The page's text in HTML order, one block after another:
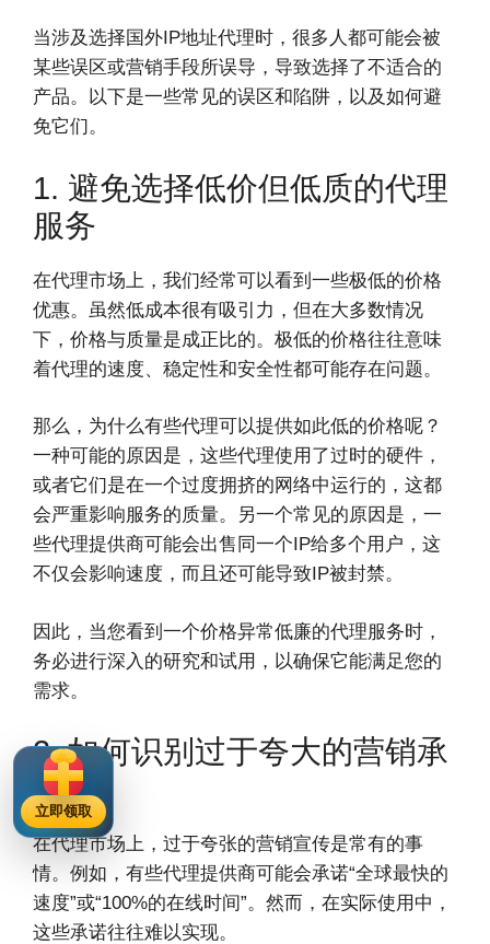
当涉及选择国外IP地址代理时，很多人都可能会被
某些误区或营销手段所误导，导致选择了不适合的
产品。以下是一些常见的误区和陷阱，以及如何避
免它们。
1. 避免选择低价但低质的代理
服务
在代理市场上，我们经常可以看到一些极低的价格
优惠。虽然低成本很有吸引力，但在大多数情况
下，价格与质量是成正比的。极低的价格往往意味
着代理的速度、稳定性和安全性都可能存在问题。
那么，为什么有些代理可以提供如此低的价格呢？
一种可能的原因是，这些代理使用了过时的硬件，
或者它们是在一个过度拥挤的网络中运行的，这都
会严重影响服务的质量。另一个常见的原因是，一
些代理提供商可能会出售同一个IP给多个用户，这
不仅会影响速度，而且还可能导致IP被封禁。
因此，当您看到一个价格异常低廉的代理服务时，
务必进行深入的研究和试用，以确保它能满足您的
需求。
2. 如何识别过于夸大的营销承
诺
在代理市场上，过于夸张的营销宣传是常有的事
情。例如，有些代理提供商可能会承诺“全球最快的
速度”或“100%的在线时间”。然而，在实际使用中，
这些承诺往往难以实现。
立即领取